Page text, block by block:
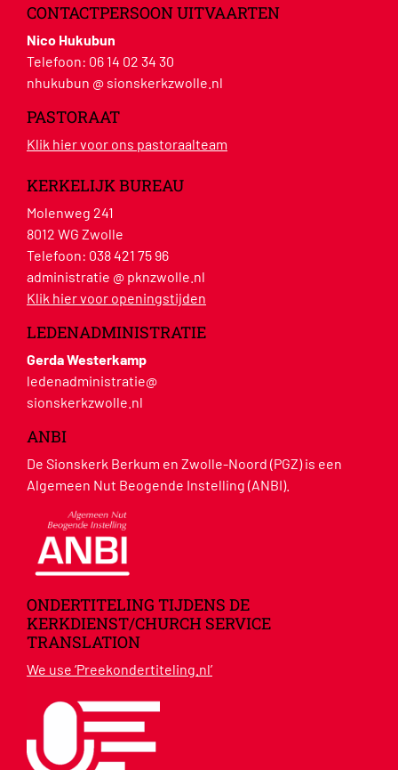
CONTACTPERSOON UITVAARTEN
Nico Hukubun
Telefoon: 06 14 02 34 30
nhukubun @ sionskerkzwolle.nl
PASTORAAT
Klik hier voor ons pastoraalteam
KERKELIJK BUREAU
Molenweg 241
8012 WG Zwolle
Telefoon: 038 421 75 96
administratie @ pknzwolle.nl
Klik hier voor openingstijden
LEDENADMINISTRATIE
Gerda Westerkamp
ledenadministratie@
sionskerkzwolle.nl
ANBI
De Sionskerk Berkum en Zwolle-Noord (PGZ) is een
Algemeen Nut Beogende Instelling (ANBI).
ONDERTITELING TIJDENS DE
KERKDIENST/CHURCH SERVICE
TRANSLATION
We use ‘Preekondertiteling.nl’